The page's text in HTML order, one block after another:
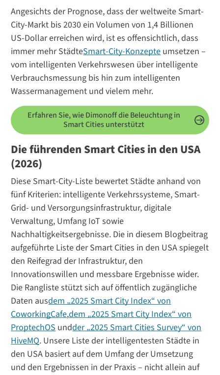
Angesichts der Prognose, dass der weltweite Smart-
City-Markt bis 2030 ein Volumen von 1,4 Billionen
US-Dollar erreichen wird, ist es offensichtlich, dass
immer mehr StädteSmart-City-Konzepteumsetzen –
vom intelligenten Verkehrswesen über intelligente
Verbrauchsmessung bis hin zum intelligenten
Wassermanagement und vielem mehr.
Erfahren Sie, wie Dimonoff die Beleuchtung in
Smart Cities unterstützt
Die führenden Smart Cities in den USA
(2026)
Diese Smart-City-Liste bewertet Städte anhand von
fünf Kriterien: intelligente Verkehrssysteme, Smart-
Grid- und Versorgungsinfrastruktur, digitale
Verwaltung, Umfang IoT sowie
Nachhaltigkeitsergebnisse. Die in diesem Blogbeitrag
aufgeführte Liste der Smart Cities in den USA spiegelt
den Reifegrad der Infrastruktur, den
Innovationswillen und messbare Ergebnisse wider.
Die Rangliste stützt sich auf öffentlich zugängliche
Daten ausdem „2025 Smart City Index“ von
CoworkingCafe,dem „2025 Smart City Index“ von
ProptechOSundder „2025 Smart Cities Survey“ von
HiveMQ. Unsere Liste der intelligentesten Städte in
den USA basiert auf dem Umfang der Umsetzung
und den Ergebnissen in der Praxis – nicht allein auf